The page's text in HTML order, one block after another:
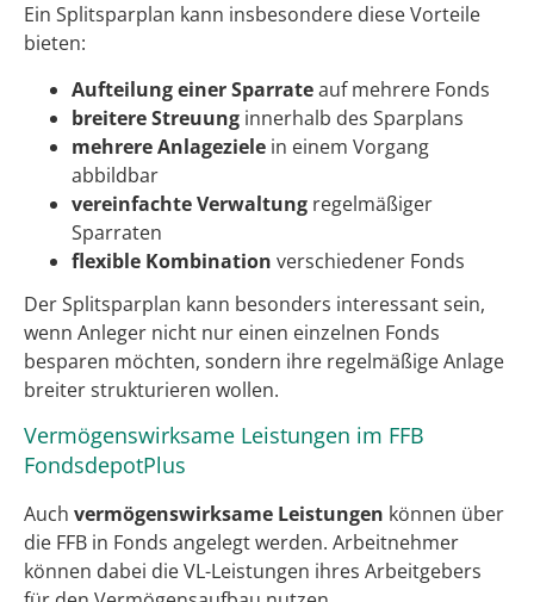
Ein Splitsparplan kann insbesondere diese Vorteile
bieten:
Aufteilung einer Sparrateauf mehrere Fonds
breitere Streuung innerhalb des Sparplans
mehrere Anlageziele in einem Vorgang
abbildbar
vereinfachte Verwaltung regelmäßiger
Sparraten
flexible Kombination verschiedener Fonds
Der Splitsparplan kann besonders interessant sein,
wenn Anleger nicht nur einen einzelnen Fonds
besparen möchten, sondern ihre regelmäßige Anlage
breiter strukturieren wollen.
Vermögenswirksame Leistungen im FFB
FondsdepotPlus
Auch vermögenswirksame Leistungen können über
die FFB in Fonds angelegt werden. Arbeitnehmer
können dabei die VL-Leistungen ihres Arbeitgebers